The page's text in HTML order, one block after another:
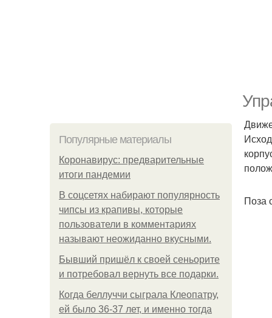
Популярные материалы
Коронавирус: предварительные
итоги пандемии
В соцсетях набирают популярность
чипсы из крапивы, которые
пользователи в комментариях
называют неожиданно вкусными.
Бывший пришёл к своей сеньорите
и потребовал вернуть все подарки.
Когда беллуччи сыграла Клеопатру,
ей было 36-37 лет, и именно тогда
Поза